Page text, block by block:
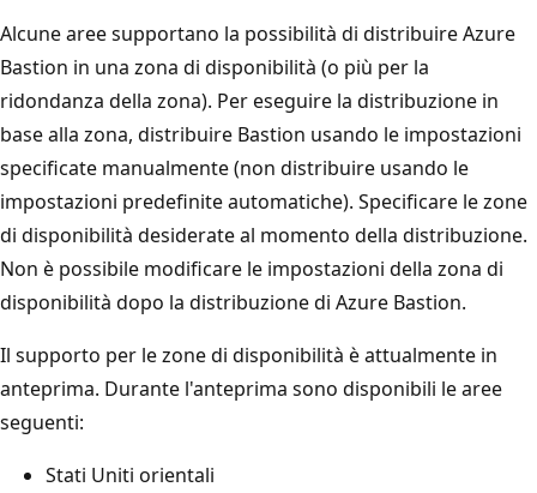
Alcune aree supportano la possibilità di distribuire Azure
Bastion in una zona di disponibilità (o più per la
ridondanza della zona). Per eseguire la distribuzione in
base alla zona, distribuire Bastion usando le impostazioni
specificate manualmente (non distribuire usando le
impostazioni predefinite automatiche). Specificare le zone
di disponibilità desiderate al momento della distribuzione.
Non è possibile modificare le impostazioni della zona di
disponibilità dopo la distribuzione di Azure Bastion.
Il supporto per le zone di disponibilità è attualmente in
anteprima. Durante l'anteprima sono disponibili le aree
seguenti:
Stati Uniti orientali